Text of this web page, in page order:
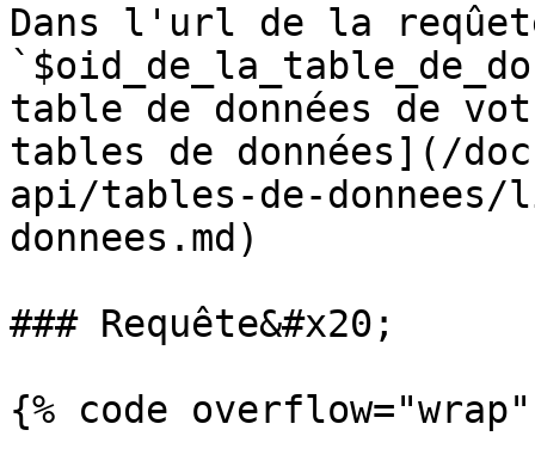
Dans l'url de la
table de données de
tables de données](/
api/tables-de-
donnees.md)
### Requête&#x20;
{% code